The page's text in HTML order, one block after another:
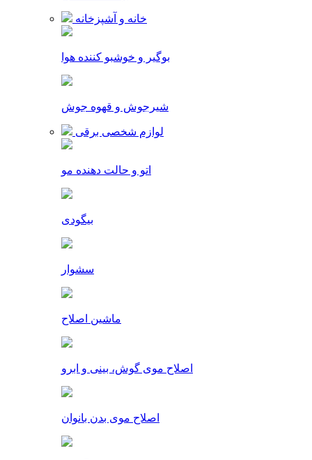
خانه و آشپزخانه
بوگیر و خوشبو کننده هوا
شیرجوش و قهوه جوش
لوازم شخصی برقی
اتو و حالت دهنده مو
بیگودی
سشوار
ماشین اصلاح
اصلاح موی گوش، بینی و ابرو
اصلاح موی بدن بانوان